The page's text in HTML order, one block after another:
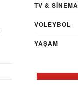
TV & SINEMA
VOLEYBOL
YAŞAM